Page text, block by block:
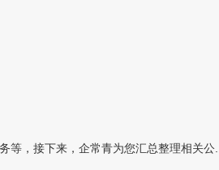
，接下来，企常青为您汇总整理相关公...